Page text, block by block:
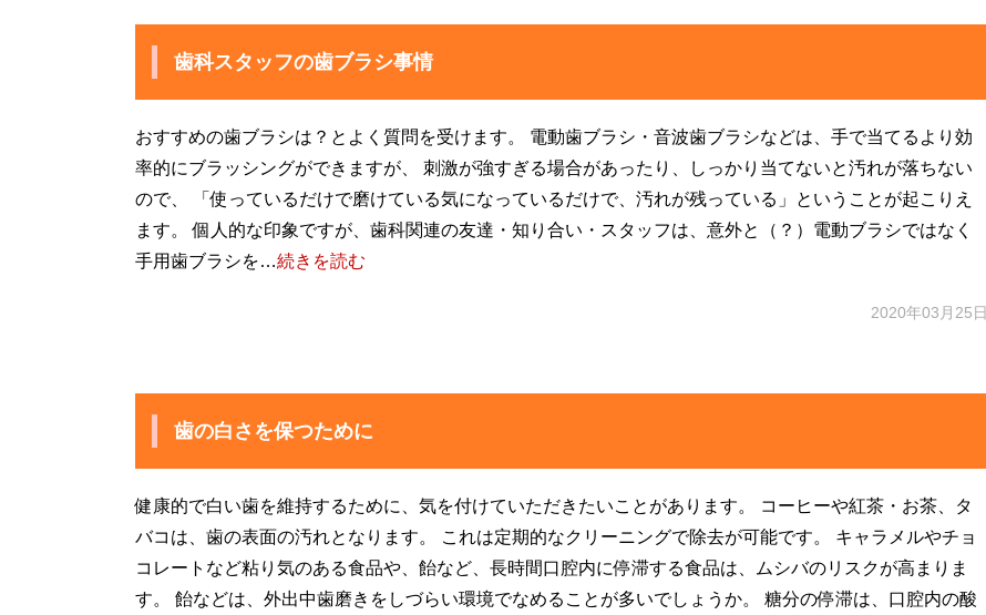
歯科スタッフの歯ブラシ事情
おすすめの歯ブラシは？とよく質問を受けます。 電動歯ブラシ・音波歯ブラシなどは、手で当てるより効
率的にブラッシングができますが、 刺激が強すぎる場合があったり、しっかり当てないと汚れが落ちない
ので、 「使っているだけで磨けている気になっているだけで、汚れが残っている」ということが起こりえ
ます。 個人的な印象ですが、歯科関連の友達・知り合い・スタッフは、意外と（？）電動ブラシではなく
手用歯ブラシを…続きを読む
2020年03月25日
歯の白さを保つために
健康的で白い歯を維持するために、気を付けていただきたいことがあります。 コーヒーや紅茶・お茶、タ
バコは、歯の表面の汚れとなります。 これは定期的なクリーニングで除去が可能です。 キャラメルやチョ
コレートなど粘り気のある食品や、飴など、長時間口腔内に停滞する食品は、ムシバのリスクが高まりま
す。 飴などは、外出中歯磨きをしづらい環境でなめることが多いでしょうか。 糖分の停滞は、口腔内の酸